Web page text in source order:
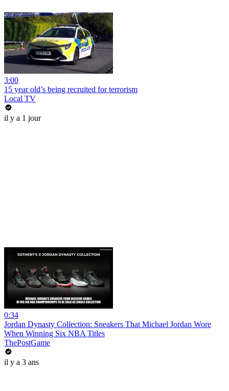
3:00
15 year old’s being recruited for terrorism
Local TV
il y a 1 jour
0:34
Jordan Dynasty Collection: Sneakers That Michael Jordan Wore
When Winning Six NBA Titles
ThePostGame
il y a 3 ans